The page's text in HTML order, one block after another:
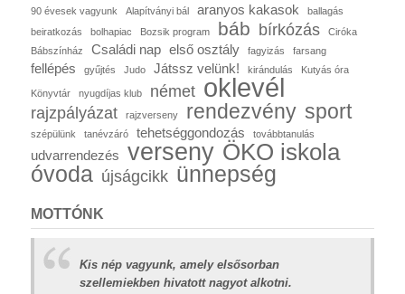
90 évesek vagyunk Alapítványi bál aranyos kakasok
ballagás
beiratkozás
bolhapiac Bozsik program báb bírkózás
Ciróka
Bábszínház
Családi nap első osztály fagyizás farsang
fellépés gyűjtés Judo Játssz velünk! kirándulás Kutyás óra
Könyvtár nyugdíjas klub német oklevél
rajzpályázat rajzverseny rendezvény sport
szépülünk tanévzáró tehetséggondozás továbbtanulás
udvarrendezés verseny ÖKO iskola
óvoda újságcikk ünnepség
MOTTÓNK
Kis nép vagyunk, amely elsősorban
szellemiekben hivatott nagyot alkotni.